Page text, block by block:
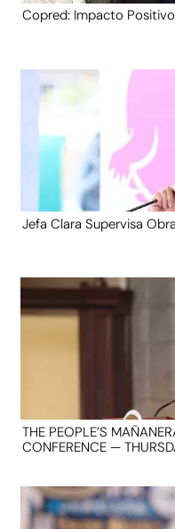
Copred: Impacto
Jefa Clara Supervisa
THE PEOPLE’S
CONFERENCE —